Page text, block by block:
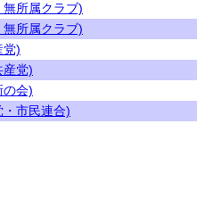
所属クラブ)
所属クラブ)
党)
産党)
の会)
市民連合)